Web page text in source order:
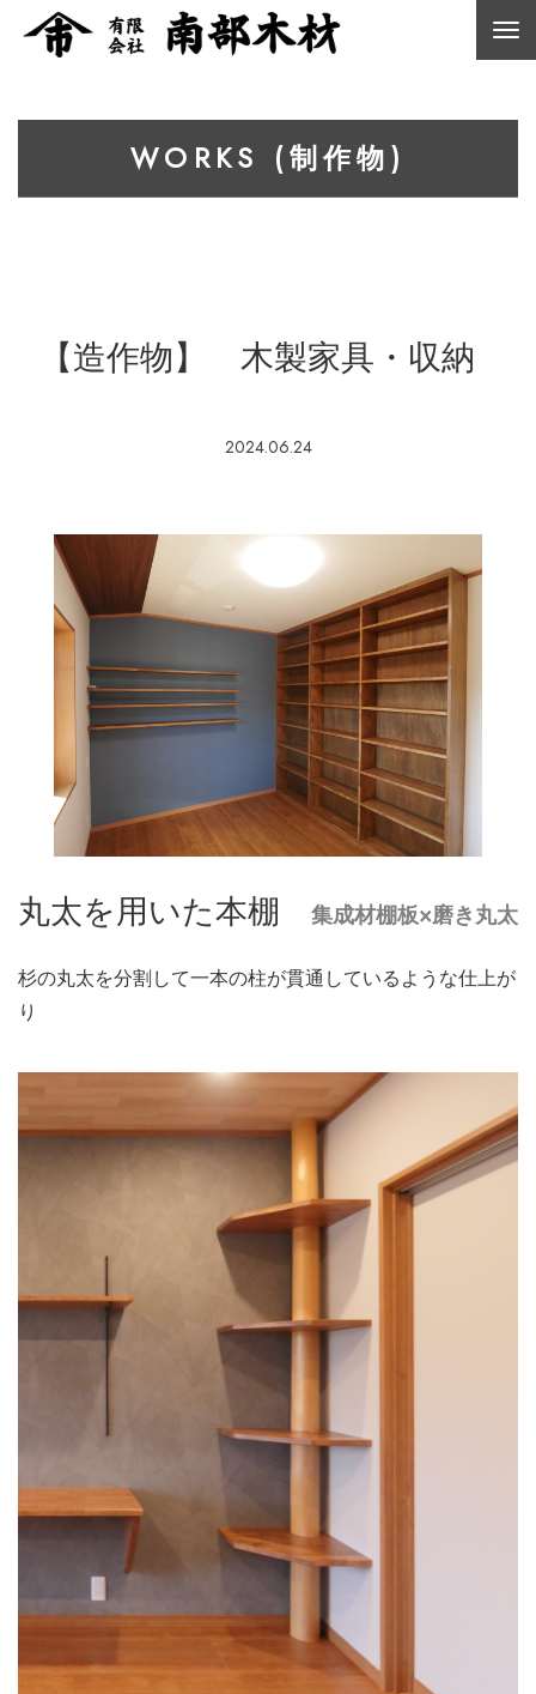
WORKS (制作物)
【造作物】 木製家具・収納
2024.06.24
丸太を用いた本棚 集成材棚板×磨き丸太
杉の丸太を分割して一本の柱が貫通しているような仕上が
り